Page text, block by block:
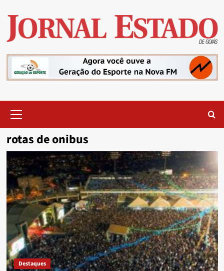
content
Menu
rotas de onibus
Destaques